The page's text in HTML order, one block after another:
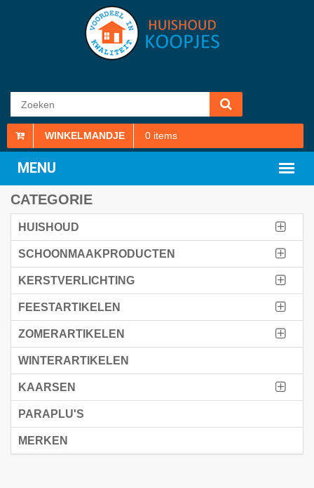
WINKELMANDJE 0 items
CATEGORIE
HUISHOUD
SCHOONMAAKPRODUCTEN
KERSTVERLICHTING
FEESTARTIKELEN
ZOMERARTIKELEN
WINTERARTIKELEN
KAARSEN
PARAPLU'S
MERKEN